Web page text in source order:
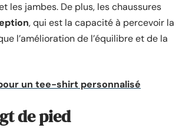
les jambes. De plus, les chaussures
, qui est la capacité à percevoir la
l’amélioration de l’équilibre et de la
un tee-shirt personnalisé
de pied